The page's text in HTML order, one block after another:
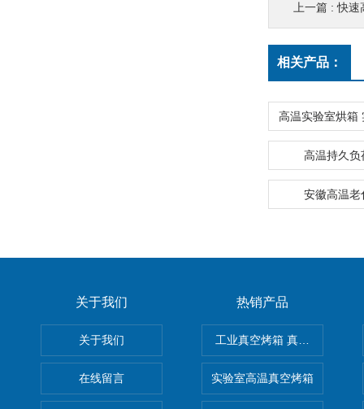
上一篇 :快速
相关产品：
高温持久负
安徽高温老
关于我们
关于我们
在线留言
热销产品
工业真空烤箱 真空烘箱
实验室高温真空烤箱